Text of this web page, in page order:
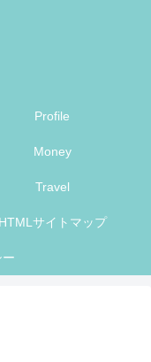
Profile
Money
Travel
HTMLサイトマップ